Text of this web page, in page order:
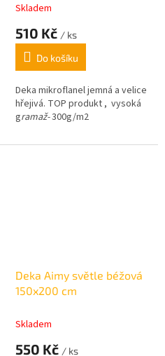
Skladem
510 Kč / ks
Do košíku
Deka mikroflanel jemná a velice
hřejivá. TOP produkt , vysoká
gramaž-300g/m2
Deka Aimy světle béžová
150x200 cm
Skladem
550 Kč / ks